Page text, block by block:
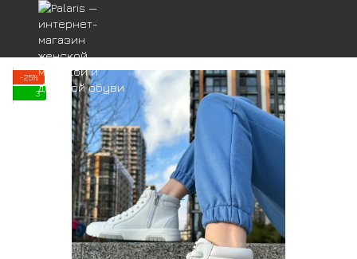
−25%
3